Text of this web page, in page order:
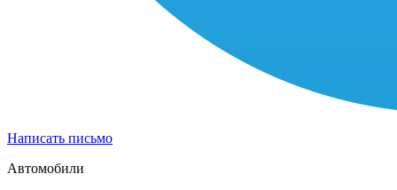
Написать письмо
Автомобили